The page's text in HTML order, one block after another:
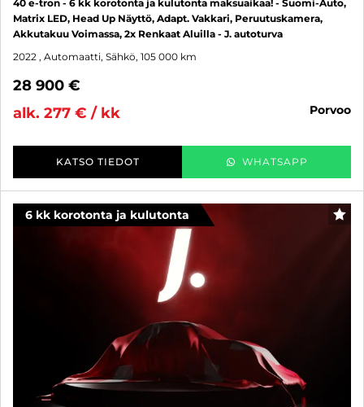
40 e-tron - 6 kk korotonta ja kulutonta maksuaikaa! - Suomi-Auto,
Matrix LED, Head Up Näyttö, Adapt. Vakkari, Peruutuskamera,
Akkutakuu Voimassa, 2x Renkaat Aluilla - J. autoturva
2022 , Automaatti, Sähkö, 105 000 km
28 900 €
alk. 277 € / kk
porvoo
KATSO TIEDOT WHATSAPP
6 kk korotonta ja kulutonta